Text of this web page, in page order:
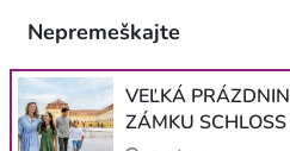
Nepremeškajte
VEĽKÁ
ZÁMKU